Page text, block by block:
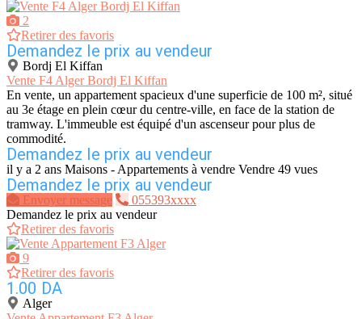
2
Retirer des favoris
Demandez le prix au vendeur
Bordj El Kiffan
Vente F4 Alger Bordj El Kiffan
En vente, un appartement spacieux d'une superficie de 100 m², situé
au 3e étage en plein cœur du centre-ville, en face de la station de
tramway. L'immeuble est équipé d'un ascenseur pour plus de
commodité.
Demandez le prix au vendeur
il y a 2 ans Maisons - Appartements à vendre Vendre 49 vues
Demandez le prix au vendeur
Envoyer message
055393xxxx
Demandez le prix au vendeur
Retirer des favoris
9
Retirer des favoris
1.00 DA
Alger